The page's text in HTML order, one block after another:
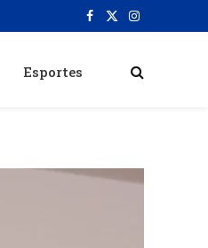
Facebook
X
Instagram
Esportes